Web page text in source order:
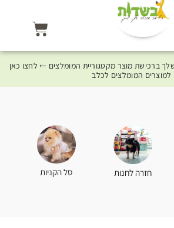
שלך ברכישת מוצר מקטגוריית המומלצים ⤎ לחצו כאן
למוצרים המומלצים לכלב
חזרה לחנות סל הקניות